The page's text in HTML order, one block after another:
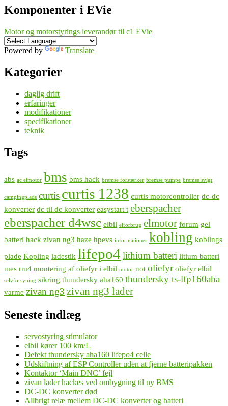
Komponenter i EVie
Motor og motorstyrings leverandør til c1 EVie
Powered by Translate
Kategorier
daglig drift
erfaringer
modifikationer
specifikationer
teknik
Tags
abs ac elmotor bms bms hack bremse forstærker bremse pumpe bremse svigt
campingplads curtis curtis 1238 curtis motorcontroller dc-dc
konverter dc til dc konverter easystart t eberspacher
eberspacher d4wsc elbil elforbrug elmotor forum gel
batteri hack zivan ng3 haze hpevs informationer kobling koblings
plade Kopling ladestik lifepo4 lithium batteri litium batteri
mes rm4 montering af oliefyr i elbil motor not oliefyr oliefyr elbil
selvforsyning sikring thundersky aha160 thundersky ts-lfp160aha
varme zivan ng3 zivan ng3 lader
Seneste indlæg
servostyring stimulator
elbil kører 100 km/L
Defekt thundersky aha160 lifepo4 celle
Udskiftning af ESP Controller uden at fjerne batteripakken
Kontaktor ‘Main DNC’ fejl
zivan lader hackes ved ombygning til ny BMS
DC-DC konverter død
Allbrigt relæ mellem DC-DC konverter og batteri